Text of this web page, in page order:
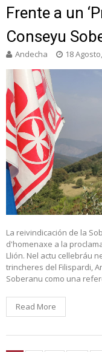
Frente a un
Conseyu
Andecha 18
La reivindicación de la
d'homenaxe a la
Llión. Nel actu cellebráu
trincheres del Filispardi,
Soberanu como una
Read More